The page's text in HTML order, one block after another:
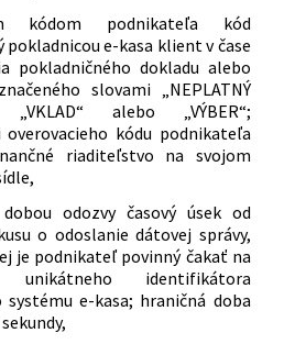
kódom podnikateľa kód
pokladnicou e-kasa klient v čase
pokladničného dokladu alebo
slovami „NEPLATNÝ
„VKLAD“ alebo „VÝBER“;
kódu podnikateľa
riaditeľstvo na svojom
odozvy časový úsek od
o odoslanie dátovej správy,
je podnikateľ povinný čakať na
unikátneho identifikátora
systému e-kasa; hraničná doba